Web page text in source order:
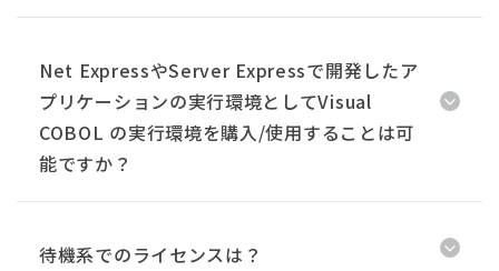
Net ExpressやServer Expressで開発したア
プリケーションの実行環境としてVisual
COBOL の実行環境を購入/使用することは可
能ですか？
待機系でのライセンスは？